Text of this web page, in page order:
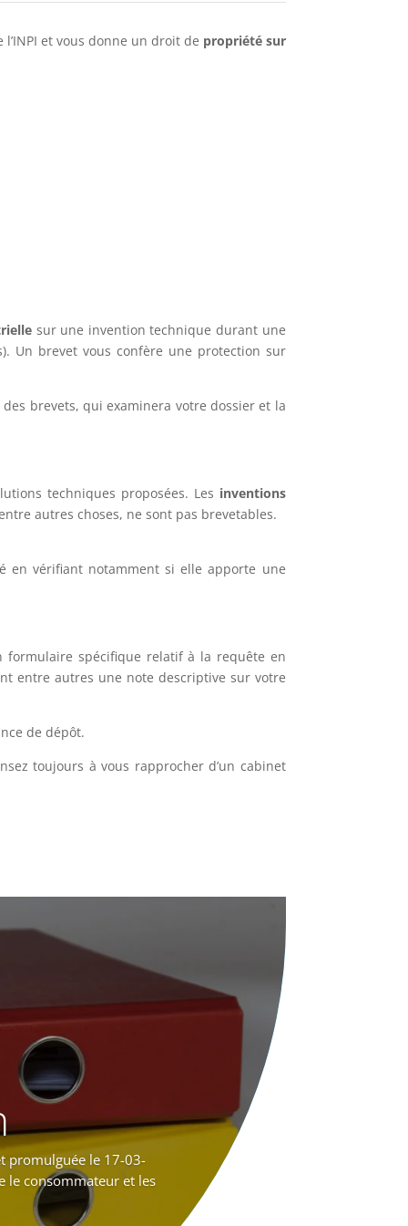
et vous donne un droit de propriété sur
sur une invention technique durant une
Un brevet vous confère une protection sur
des brevets, qui examinera votre dossier et la
techniques proposées. Les inventions
autres choses, ne sont pas brevetables.
en vérifiant notamment si elle apporte une
spécifique relatif à la requête en
entre autres une note descriptive sur votre
de dépôt.
toujours à vous rapprocher d’un cabinet
promulguée le 17-03-
le consommateur et les